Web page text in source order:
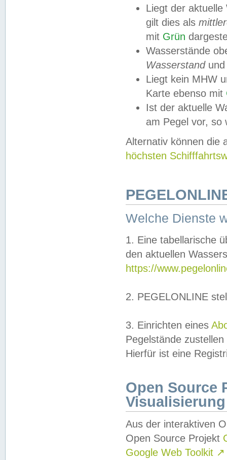
Liegt der
gilt dies als
mit Grün
Wasserstände
Wasserstandund
Liegt kein MHW
Karte ebenso mit
Ist der aktuelle
am Pegel vor,
Alternativ können die
höchsten
Welche Dienste
1. Eine tabellarische
den aktuellen
https://
2. PEGELONLINE
3. Einrichten eines
Pegelstände
Hierfür ist eine
Open Source
Visualisierung
Aus der interaktiven
Open Source Projekt
Google Web Toolkit ↗